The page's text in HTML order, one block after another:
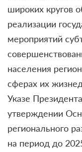
широких кругов
реализации
мероприятий
населения
сферах их
Указе
утверждении
регионального
на период до